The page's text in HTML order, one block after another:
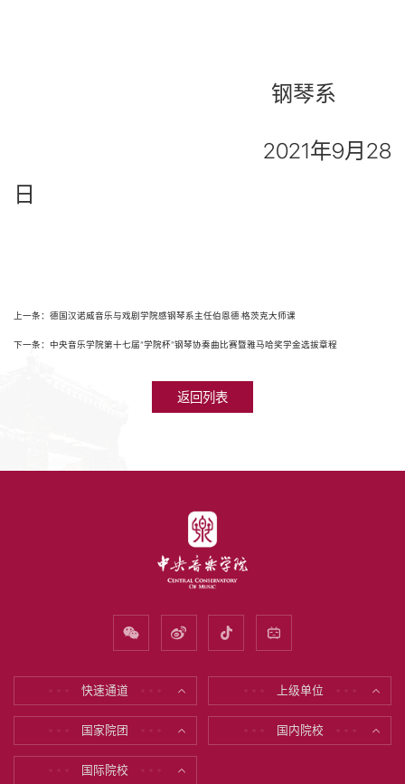
钢琴系
2021年9月28
日
上一条：德国汉诺威音乐与戏剧学院感钢琴系主任伯恩德·格茨克大师课
下一条：中央音乐学院第十七届“学院杯”钢琴协奏曲比赛暨雅马哈奖学金选拔章程
返回列表
快速通道 上级单位
国家院团 国内院校
国际院校